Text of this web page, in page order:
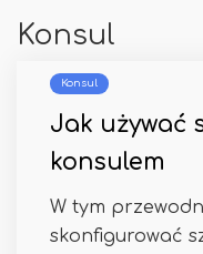
Konsul
Konsul
Jak używać
konsulem
W tym
skonfigurować